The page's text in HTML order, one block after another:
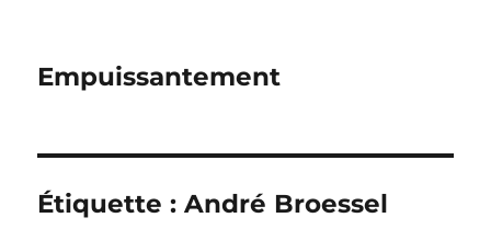
Empuissantement
Étiquette :André Broessel